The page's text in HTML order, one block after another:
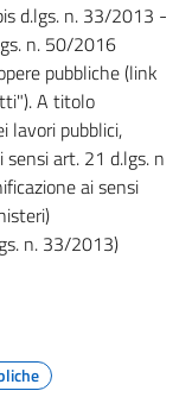
d.lgs. n. 33/2013 -
n. 50/2016
pubbliche (link
A titolo
lavori pubblici,
art. 21 d.lgs. n
ai sensi
n. 33/2013)